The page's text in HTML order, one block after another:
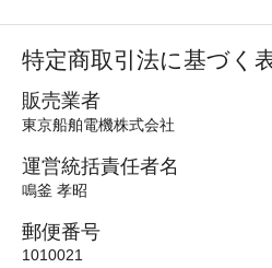
特定商取引法に基づく
販売業者
東京船舶電機株式会社
運営統括責任者名
鳴釜 孝昭
郵便番号
1010021